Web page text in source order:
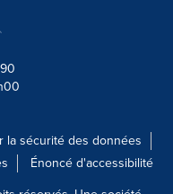
la sécurité des données
Énoncé d'accessibilité